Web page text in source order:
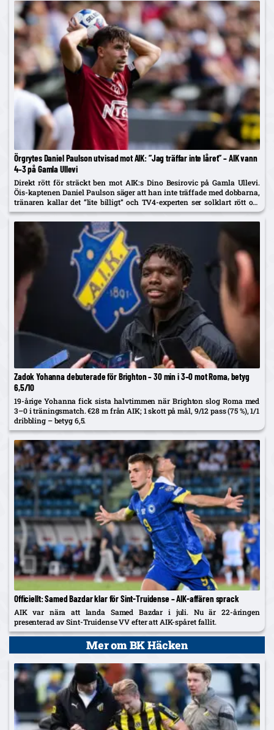
Örgrytes Daniel Paulson utvisad mot AIK: ”Jag träffar inte låret” – AIK vann
4–3 på Gamla Ullevi
Direkt rött för sträckt ben mot AIK:s Dino Besirovic på Gamla Ullevi.
Öis-kaptenen Daniel Paulson säger att han inte träffade med dobbarna,
tränaren kallar det ”lite billigt” och TV4-experten ser solklart rött om
det var träff.
Zadok Yohanna debuterade för Brighton – 30 min i 3–0 mot Roma, betyg
6,5/10
19-årige Yohanna fick sista halvtimmen när Brighton slog Roma med
3–0 i träningsmatch. €28 m från AIK; 1 skott på mål, 9/12 pass (75 %), 1/1
dribbling – betyg 6,5.
Officiellt: Samed Bazdar klar för Sint-Truidense – AIK-affären sprack
AIK var nära att landa Samed Bazdar i juli. Nu är 22-åringen
presenterad av Sint-Truidense VV efter att AIK-spåret fallit.
Mer om BK Häcken